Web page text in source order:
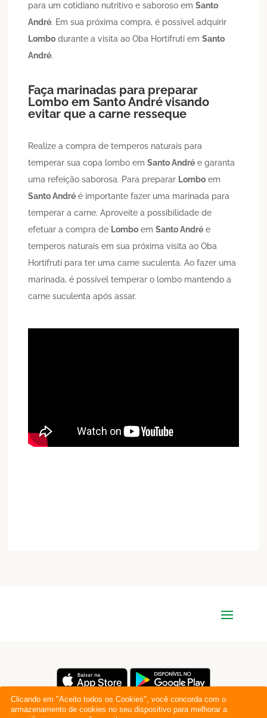
para um cotidiano nutritivo e saboroso emSanto
André. Em sua próxima compra, é possível adquirir
Lombo durante a visita ao Oba Hortifruti emSanto
André.
Faça marinadas para preparar
Lombo emSanto Andrévisando
evitar que a carne resseque
Realize a compra de temperos naturais para
temperar sua copa lombo emSanto André e garanta
uma refeição saborosa. Para preparar Lombo em
Santo André é importante fazer uma marinada para
temperar a carne. Aproveite a possibilidade de
efetuar a compra de Lombo emSanto André e
temperos naturais em sua próxima visita ao Oba
Hortifruti para ter uma carne suculenta. Ao fazer uma
marinada, é possível temperar o lombo mantendo a
carne suculenta após assar.
Clicando em "Aceito todos os Cookies", você concorda com o
armazenamento de cookies no seu dispositivo para melhorar a